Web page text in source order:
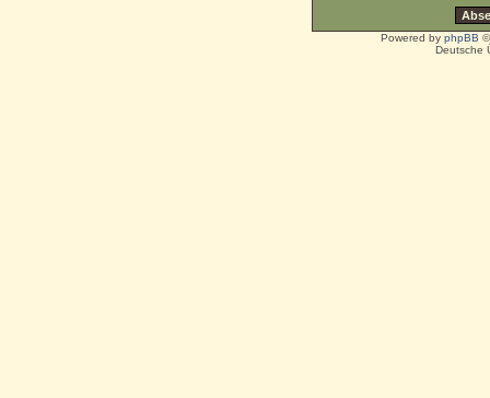
Powered by phpBB
Deutsche